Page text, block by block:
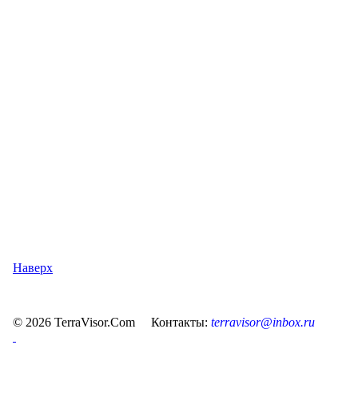
Наверх
© 2026 TerraVisor.Com Контакты: terravisor@inbox.ru